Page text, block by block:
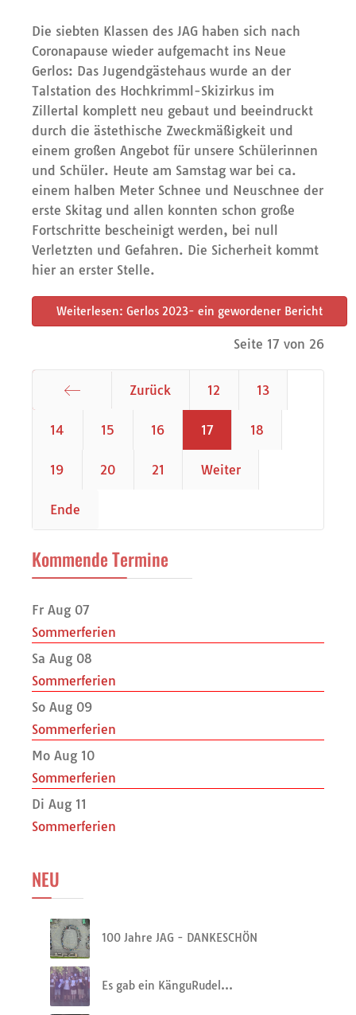
Die siebten Klassen des JAG haben sich nach
Coronapause wieder aufgemacht ins Neue
Gerlos: Das Jugendgästehaus wurde an der
Talstation des Hochkrimml-Skizirkus im
Zillertal komplett neu gebaut und beeindruckt
durch die ästethische Zweckmäßigkeit und
einem großen Angebot für unsere Schülerinnen
und Schüler. Heute am Samstag war bei ca.
einem halben Meter Schnee und Neuschnee der
erste Skitag und allen konnten schon große
Fortschritte bescheinigt werden, bei null
Verletzten und Gefahren. Die Sicherheit kommt
hier an erster Stelle.
Weiterlesen: Gerlos 2023- ein gewordener Bericht
Seite 17 von 26
Start
Zurück 12 13
14 15 16 17 18
19 20 21 Weiter
Ende
Kommende Termine
Fr Aug 07
Sommerferien
Sa Aug 08
Sommerferien
So Aug 09
Sommerferien
Mo Aug 10
Sommerferien
Di Aug 11
Sommerferien
NEU
100 Jahre JAG - DANKESCHÖN
Es gab ein KänguRudel…